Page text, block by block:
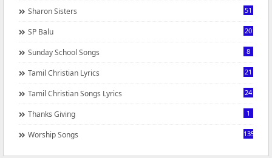
Sharon Sisters 51
SP Balu 20
Sunday School Songs 8
Tamil Christian Lyrics 21
Tamil Christian Songs Lyrics 24
Thanks Giving 1
Worship Songs 1350